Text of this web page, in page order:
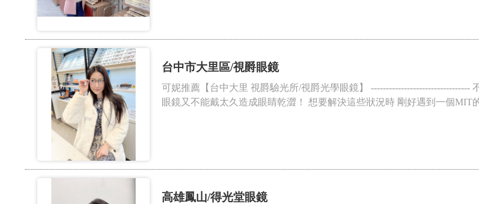
台中市大里區/視爵眼鏡
可妮推薦【台中大里 視爵驗光所/視爵光學眼鏡】
眼鏡又不能戴太久造成眼睛乾澀！ 想要解決這些狀況時 剛好遇到一個MIT
高雄鳳山/得光堂眼鏡